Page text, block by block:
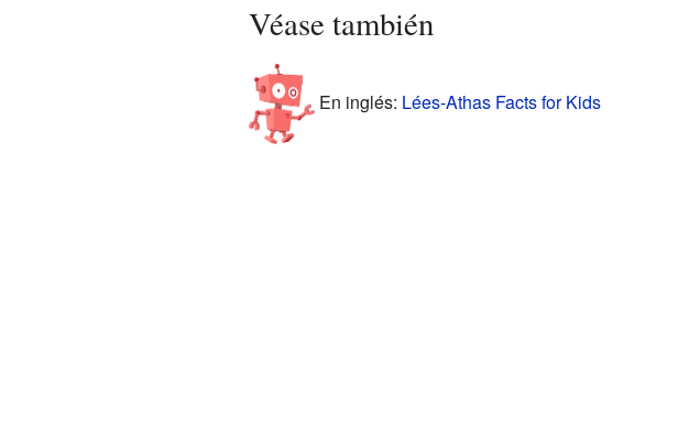
Véase también
En inglés: Lées-Athas Facts for Kids